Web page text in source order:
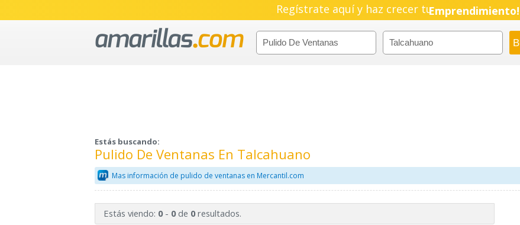
Regístrate aquí y haz crecer tuPyme!
Emprendimiento!
Estás buscando:
Pulido De Ventanas En Talcahuano
Mas información de pulido de ventanas en Mercantil.com
Estás viendo: 0- 0de 0resultados.